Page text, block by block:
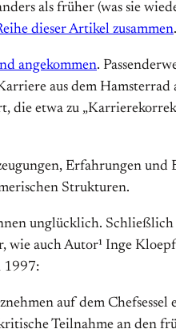
als früher (was sie
dieser Artikel zusammen.
angekommen.
aus dem
die etwa zu
Erfahrungen
Strukturen.
unglücklich.
auch Autor¹ Inge
1997:
auf dem
Teilnahme an den